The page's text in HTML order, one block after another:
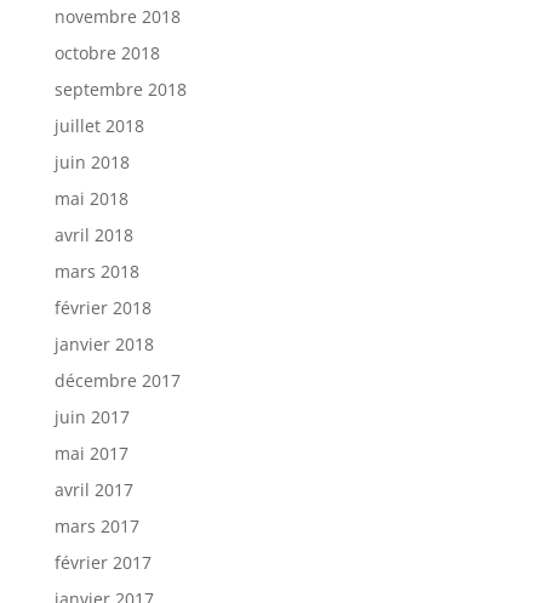
novembre 2018
octobre 2018
septembre 2018
juillet 2018
juin 2018
mai 2018
avril 2018
mars 2018
février 2018
janvier 2018
décembre 2017
juin 2017
mai 2017
avril 2017
mars 2017
février 2017